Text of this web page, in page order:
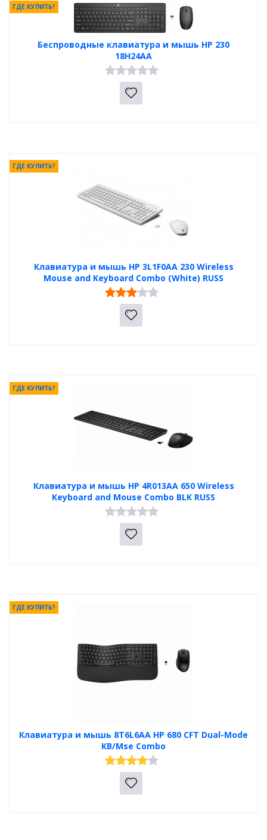
Беспроводные клавиатура и мышь HP 230
18H24AA
ГДЕ КУПИТЬ?
Клавиатура и мышь HP 3L1F0AA 230 Wireless
Mouse and Keyboard Combo (White) RUSS
ГДЕ КУПИТЬ?
Клавиатура и мышь HP 4R013AA 650 Wireless
Keyboard and Mouse Combo BLK RUSS
ГДЕ КУПИТЬ?
Клавиатура и мышь 8T6L6AA HP 680 CFT Dual-Mode
KB/Mse Combo
ГДЕ КУПИТЬ?